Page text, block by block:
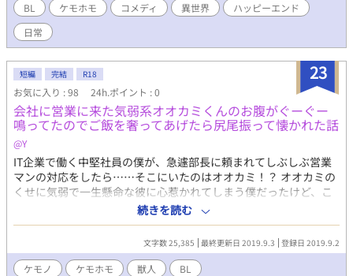
BL ケモホモ コメディ 異世界
ハッピーエンド
日常
23
短編 完結 R18
お気に入り : 98 24h.ポイント : 0
会社に営業に来た気弱系オオカミくんのお腹がぐーぐー
鳴ってたのでご飯を奢ってあげたら尻尾振って懐かれた話
@Y
IT企業で働く中堅社員の僕が、急遽部長に頼まれてしぶしぶ営業
マンの対応をしたら……そこにいたのはオオカミ！？ オオカミの
くせに気弱で一生懸命な彼に心惹かれてしまう僕だったけど、こ
んな気持ちは伝える訳にはいかない。 僕は、君の笑顔が見られる
だけで幸せなんだ。
続きを読む
文字数 25,385 最終更新日 2019.9.3 登録日 2019.9.2
ケモノ ケモホモ 獣人 BL